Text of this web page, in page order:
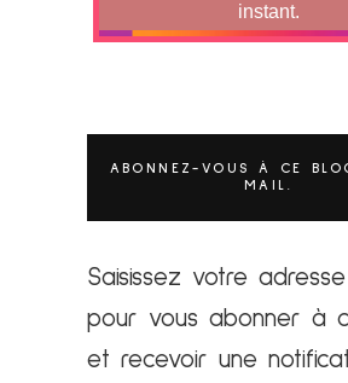
ABONNEZ-VOUS À CE
MAIL.
Saisissez votre
pour vous abonner à
et recevoir une